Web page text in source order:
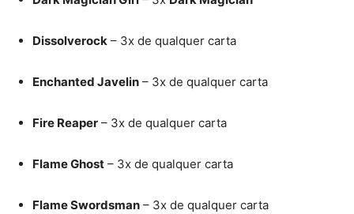
Dissolverock – 3x de qualquer carta
Enchanted Javelin – 3x de qualquer carta
Fire Reaper – 3x de qualquer carta
Flame Ghost – 3x de qualquer carta
Flame Swordsman – 3x de qualquer carta